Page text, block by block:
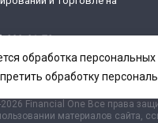
899-01-70
Financial One Все права
материалов сайта,
обработка
обработку